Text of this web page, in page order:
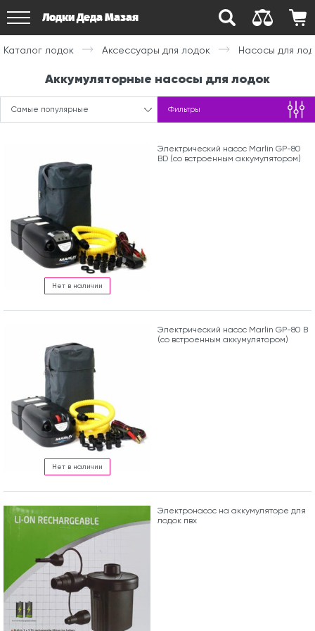
Лодки Деда Мазая
Каталог лодок Аксессуары для лодок Насосы для
Аккумуляторные насосы для лодок
Самые популярные Фильтры
Нет в наличии
Электрический насос Marlin GP-80
BD (со встроенным аккумулятором)
Нет в наличии
Электрический насос Marlin GP-80 B
(со встроенным аккумулятором)
Электронасос на аккумуляторе для
лодок пвх